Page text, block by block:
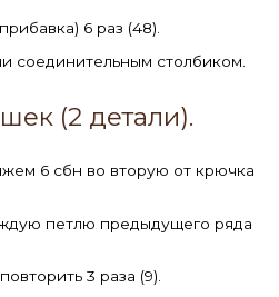
6 раз (48).
соединительным столбиком.
(2 детали).
6 сбн во вторую от крючка
петлю предыдущего ряда
3 раза (9).